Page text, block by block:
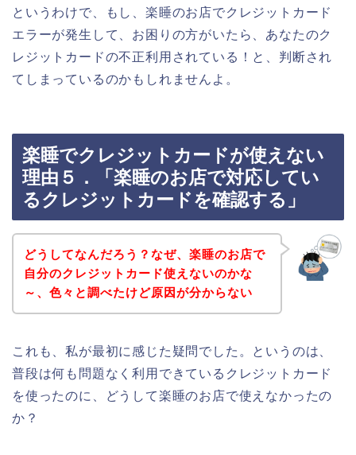
というわけで、もし、楽睡のお店でクレジットカード
エラーが発生して、お困りの方がいたら、あなたのク
レジットカードの不正利用されている！と、判断され
てしまっているのかもしれませんよ。
楽睡でクレジットカードが使えない
理由５．「楽睡のお店で対応してい
るクレジットカードを確認する」
どうしてなんだろう？なぜ、楽睡のお店で
自分のクレジットカード使えないのかな
～、色々と調べたけど原因が分からない
これも、私が最初に感じた疑問でした。というのは、
普段は何も問題なく利用できているクレジットカード
を使ったのに、どうして楽睡のお店で使えなかったの
か？